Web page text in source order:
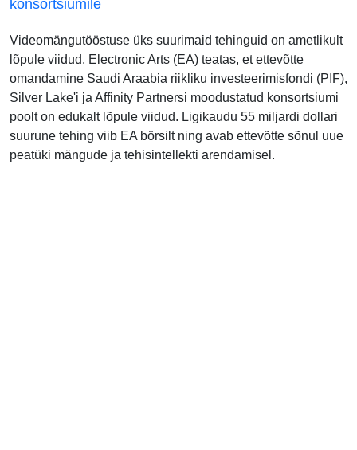
konsortsiumile
Videomängutööstuse üks suurimaid tehinguid on ametlikult
lõpule viidud. Electronic Arts (EA) teatas, et ettevõtte
omandamine Saudi Araabia riikliku investeerimisfondi (PIF),
Silver Lake'i ja Affinity Partnersi moodustatud konsortsiumi
poolt on edukalt lõpule viidud. Ligikaudu 55 miljardi dollari
suurune tehing viib EA börsilt ning avab ettevõtte sõnul uue
peatüki mängude ja tehisintellekti arendamisel.